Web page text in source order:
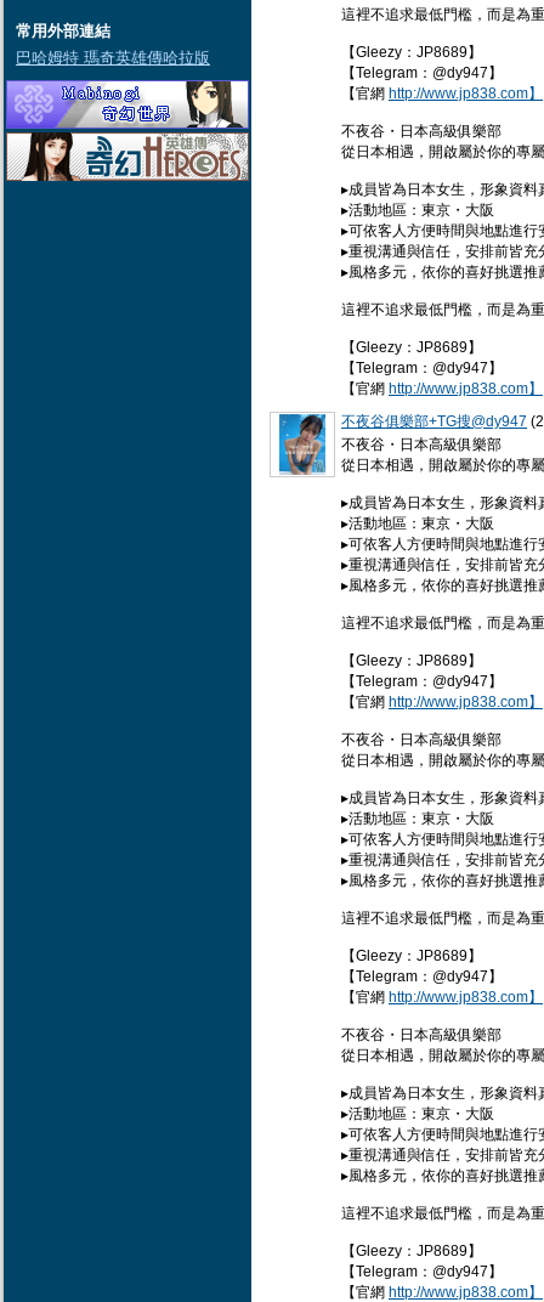
常用外部連結
巴哈姆特 瑪奇英雄傳哈拉版
這裡不追求最低門檻，而是為
【Gleezy：JP8689】
【Telegram：@dy947】
【官網 http://www.jp838.com】
不夜谷・日本高級俱樂部
從日本相遇，開啟屬於你的專
▸成員皆為日本女生，形象資
▸活動地區：東京・大阪
▸可依客人方便時間與地點進行
▸重視溝通與信任，安排前皆充
▸風格多元，依你的喜好挑選推
這裡不追求最低門檻，而是為
【Gleezy：JP8689】
【Telegram：@dy947】
【官網 http://www.jp838.com】
不夜谷俱樂部+TG搜@dy947
不夜谷・日本高級俱樂部
從日本相遇，開啟屬於你的專
▸成員皆為日本女生，形象資
▸活動地區：東京・大阪
▸可依客人方便時間與地點進行
▸重視溝通與信任，安排前皆充
▸風格多元，依你的喜好挑選推
這裡不追求最低門檻，而是為
【Gleezy：JP8689】
【Telegram：@dy947】
【官網 http://www.jp838.com】
不夜谷・日本高級俱樂部
從日本相遇，開啟屬於你的專
▸成員皆為日本女生，形象資
▸活動地區：東京・大阪
▸可依客人方便時間與地點進行
▸重視溝通與信任，安排前皆充
▸風格多元，依你的喜好挑選推
這裡不追求最低門檻，而是為
【Gleezy：JP8689】
【Telegram：@dy947】
【官網 http://www.jp838.com】
不夜谷・日本高級俱樂部
從日本相遇，開啟屬於你的專
▸成員皆為日本女生，形象資
▸活動地區：東京・大阪
▸可依客人方便時間與地點進行
▸重視溝通與信任，安排前皆充
▸風格多元，依你的喜好挑選推
這裡不追求最低門檻，而是為
【Gleezy：JP8689】
【Telegram：@dy947】
【官網 http://www.jp838.com】